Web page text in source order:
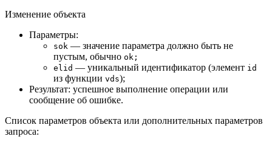
Изменение объекта
Параметры:
sok — значение параметра должно быть не
пустым, обычно ok;
elid — уникальный идентификатор (элемент id
из функции vds);
Результат: успешное выполнение операции или
сообщение об ошибке.
Список параметров объекта или дополнительных параметров
запроса: